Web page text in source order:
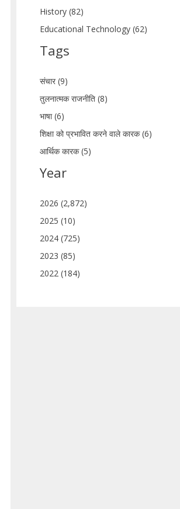
History (82)
Educational Technology (62)
Tags
संचार (9)
तुलनात्मक राजनीति (8)
भाषा (6)
शिक्षा को प्रभावित करने वाले कारक (6)
आर्थिक कारक (5)
Year
2026 (2,872)
2025 (10)
2024 (725)
2023 (85)
2022 (184)